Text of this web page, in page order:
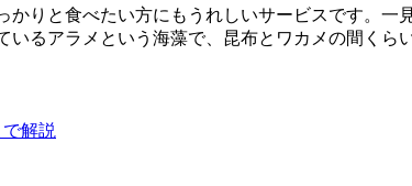
りと食べたい方にもうれしいサービスです。一
るアラメという海藻で、昆布とワカメの間くら
解説